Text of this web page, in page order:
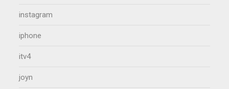
instagram
iphone
itv4
joyn